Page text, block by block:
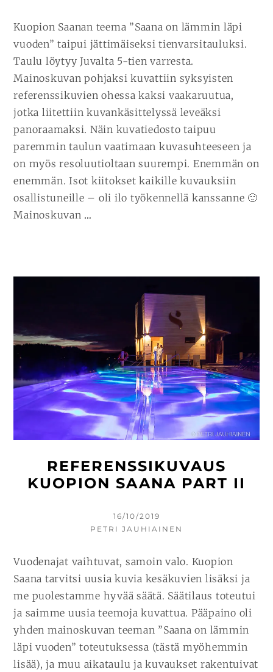
Kuopion Saanan teema ”Saana on lämmin läpi
vuoden” taipui jättimäiseksi tienvarsitauluksi.
Taulu löytyy Juvalta 5-tien varresta.
Mainoskuvan pohjaksi kuvattiin syksyisten
referenssikuvien ohessa kaksi vaakaruutua,
jotka liitettiin kuvankäsittelyssä leveäksi
panoraamaksi. Näin kuvatiedosto taipuu
paremmin taulun vaatimaan kuvasuhteeseen ja
on myös resoluutioltaan suurempi. Enemmän on
enemmän. Isot kiitokset kaikille kuvauksiin
osallistuneille – oli ilo työkennellä kanssanne 🙂
Mainoskuvan …
REFERENSSIKUVAUS
KUOPION SAANA PART II
KIRJOITETTU
16/10/2019
KIRJOITTAJA
PETRI JAUHIAINEN
Vuodenajat vaihtuvat, samoin valo. Kuopion
Saana tarvitsi uusia kuvia kesäkuvien lisäksi ja
me puolestamme hyvää säätä. Säätilaus toteutui
ja saimme uusia teemoja kuvattua. Pääpaino oli
yhden mainoskuvan teeman ”Saana on lämmin
läpi vuoden” toteutuksessa (tästä myöhemmin
lisää), ja muu aikataulu ja kuvaukset rakentuivat